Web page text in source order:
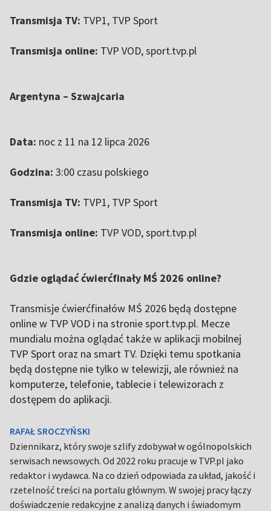
Transmisja TV: TVP1, TVP Sport
Transmisja online: TVP VOD, sport.tvp.pl
Argentyna – Szwajcaria
Data: noc z 11 na 12 lipca 2026
Godzina: 3:00 czasu polskiego
Transmisja TV: TVP1, TVP Sport
Transmisja online: TVP VOD, sport.tvp.pl
Gdzie oglądać ćwierćfinały MŚ 2026 online?
Transmisje ćwierćfinałów MŚ 2026 będą dostępne
online w TVP VOD i na stronie sport.tvp.pl. Mecze
mundialu można oglądać także w aplikacji mobilnej
TVP Sport oraz na smart TV. Dzięki temu spotkania
będą dostępne nie tylko w telewizji, ale również na
komputerze, telefonie, tablecie i telewizorach z
dostępem do aplikacji.
RAFAŁ SROCZYŃSKI
Dziennikarz, który swoje szlify zdobywał w ogólnopolskich
serwisach newsowych. Od 2022 roku pracuje w TVP.pl jako
redaktor i wydawca. Na co dzień odpowiada za układ, jakość i
rzetelność treści na portalu głównym. W swojej pracy łączy
doświadczenie redakcyjne z analizą danych i świadomym